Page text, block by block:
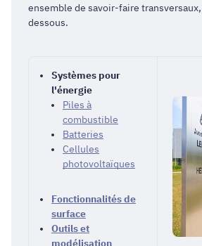
ensemble de savoir-faire
dessous.
Systèmes pour
l'énergie
Piles à
combustible
Batteries
Cellules
photovoltaïques
Fonctionnalités de
surface
Outils et
modélisation